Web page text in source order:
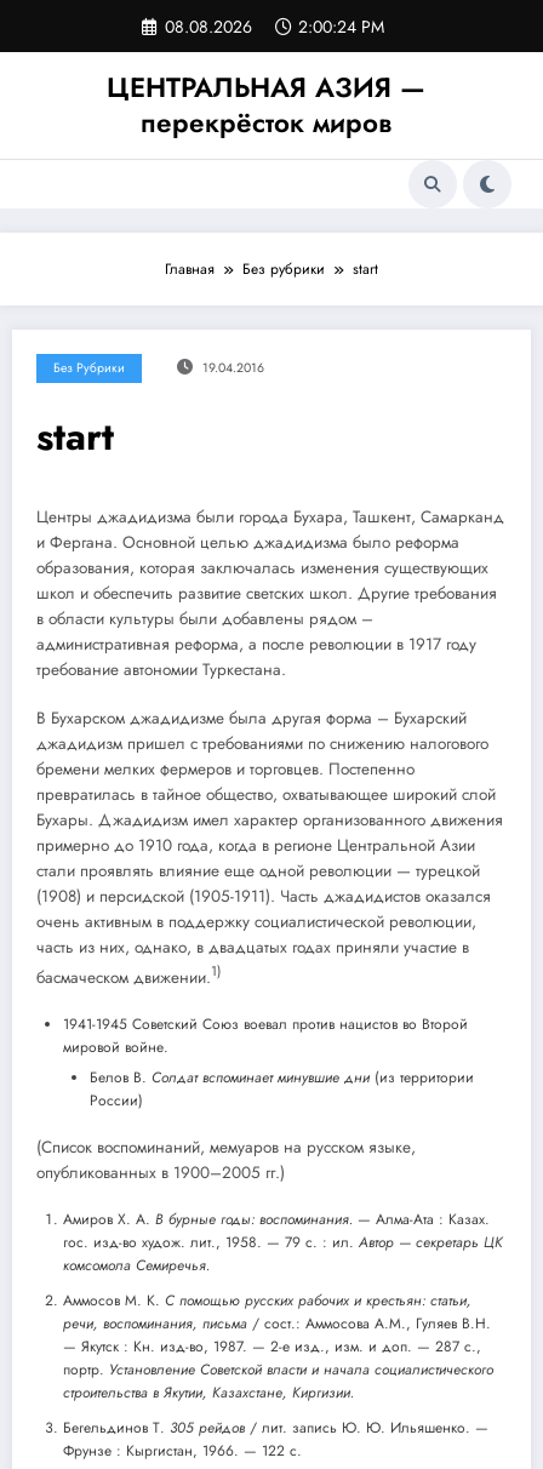
содержимому
08.08.2026 2:00:25 PM
ЦЕНТРАЛЬНАЯ АЗИЯ —
перекрёсток миров
Главная Без рубрики start
Без Рубрики 19.04.2016
start
Центры джадидизма были города Бухара, Ташкент, Самарканд
и Фергана. Основной целью джадидизма было реформа
образования, которая заключалась изменения существующих
школ и обеспечить развитие светских школ. Другие требования
в области культуры были добавлены рядом –
административная реформа, а после революции в 1917 году
требование автономии Туркестана.
В Бухарском джадидизме была другая форма – Бухарский
джадидизм пришел с требованиями по снижению налогового
бремени мелких фермеров и торговцев. Постепенно
превратилась в тайное общество, охватывающее широкий слой
Бухары. Джадидизм имел характер организованного движения
примерно до 1910 года, когда в регионе Центральной Азии
стали проявлять влияние еще одной революции — турецкой
(1908) и персидской (1905-1911). Часть джадидистов оказался
очень активным в поддержку социалистической революции,
часть из них, однако, в двадцатых годах приняли участие в
басмаческом движении.1)
1941-1945 Советский Союз воевал против нацистов во Второй
мировой войне.
Белов В. Солдат вспоминает минувшие дни (из территории
России)
(Список воспоминаний, мемуаров на русском языке,
опубликованных в 1900–2005 гг.)
Амиров Х. А. В бурные годы: воспоминания. — Алма-Ата : Казах.
гос. изд-во худож. лит., 1958. — 79 с. : ил. Автор — секретарь ЦК
комсомола Семиречья.
Аммосов М. К. С помощью русских рабочих и крестьян: статьи,
речи, воспоминания, письма / сост.: Аммосова А.М., Гуляев В.Н.
— Якутск : Кн. изд-во, 1987. — 2-е изд., изм. и доп. — 287 с.,
портр. Установление Советской власти и начала социалистического
строительства в Якутии, Казахстане, Киргизии.
Бегельдинов Т. 305 рейдов / лит. запись Ю. Ю. Ильяшенко. —
Фрунзе : Кыргистан, 1966. — 122 с.